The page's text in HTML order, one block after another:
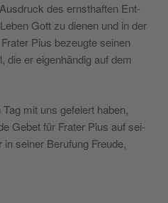
des ernst­haf­ten Ent­
Gott zu die­nen und in der
Pius bezeug­te sei­nen
die er eigen­hän­dig auf dem
mit uns gefei­ert haben,
Gebet für Fra­ter Pius auf sei­
sei­ner Beru­fung Freu­de,